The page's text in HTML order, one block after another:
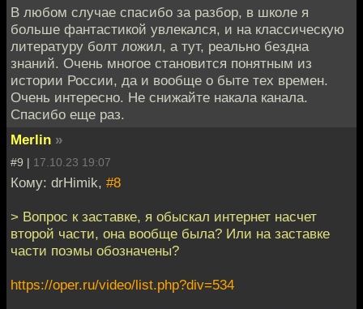
В любом случае спасибо за разбор, в школе я
больше фантастикой увлекался, и на классическую
литературу болт ложил, а тут, реально бездна
знаний. Очень многое становится понятным из
истории России, да и вообще о быте тех времен.
Очень интересно. Не снижайте накала канала.
Спасибо еще раз.
Merlin »
#9 | 17.10.23 19:07
Кому: drHimik, #8
> Вопрос к заставке, я обыскал интернет насчет
второй части, она вообще была? Или на заставке
части поэмы обозначены?
https://oper.ru/video/list.php?div=534